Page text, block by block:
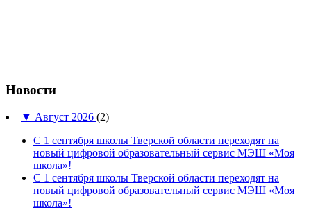
Новости
▼ Август 2026 (2)
С 1 сентября школы Тверской области переходят на
новый цифровой образовательный сервис МЭШ «Моя
школа»!
С 1 сентября школы Тверской области переходят на
новый цифровой образовательный сервис МЭШ «Моя
школа»!